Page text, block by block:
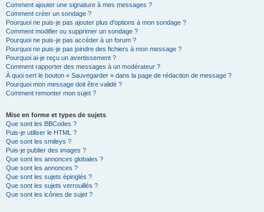
Comment ajouter une signature à mes messages ?
Comment créer un sondage ?
Pourquoi ne puis-je pas ajouter plus d’options à mon sondage ?
Comment modifier ou supprimer un sondage ?
Pourquoi ne puis-je pas accéder à un forum ?
Pourquoi ne puis-je pas joindre des fichiers à mon message ?
Pourquoi ai-je reçu un avertissement ?
Comment rapporter des messages à un modérateur ?
À quoi sert le bouton « Sauvegarder » dans la page de rédaction de message ?
Pourquoi mon message doit être validé ?
Comment remonter mon sujet ?
Mise en forme et types de sujets
Que sont les BBCodes ?
Puis-je utiliser le HTML ?
Que sont les smileys ?
Puis-je publier des images ?
Que sont les annonces globales ?
Que sont les annonces ?
Que sont les sujets épinglés ?
Que sont les sujets verrouillés ?
Que sont les icônes de sujet ?